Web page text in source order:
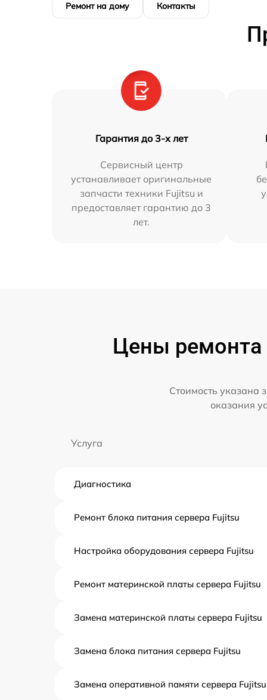
Ремонт на дому Контакты
Гарантия до 3-х лет
Сервисный центр
устанавливает оригинальные
запчасти техники Fujitsu и
предоставляет гарантию до 3
лет.
Цены ремонта
Стоимость указана
оказания
Услуга
Диагностика
Ремонт блока питания сервера Fujitsu
Настройка оборудования сервера Fujitsu
Ремонт материнской платы сервера Fujitsu
Замена материнской платы сервера Fujitsu
Замена блока питания сервера Fujitsu
Замена оперативной памяти сервера Fujitsu